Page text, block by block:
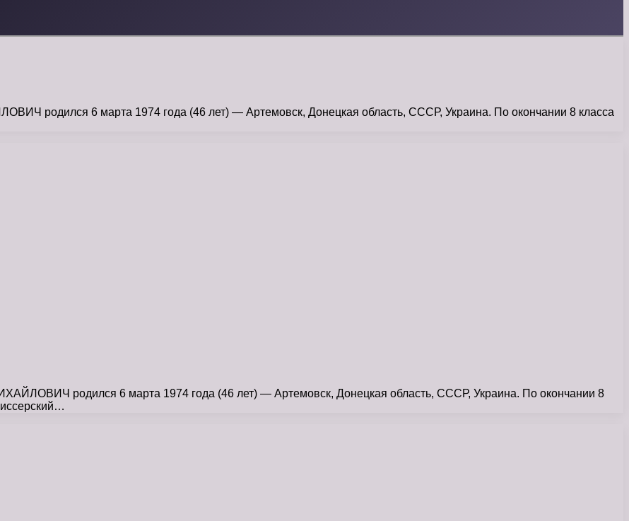
родился 6 марта 1974 года (46 лет) — Артемовск, Донецкая область, СССР, Украина. По окончании 8 класса
родился 6 марта 1974 года (46 лет) — Артемовск, Донецкая область, СССР, Украина. По окончании 8